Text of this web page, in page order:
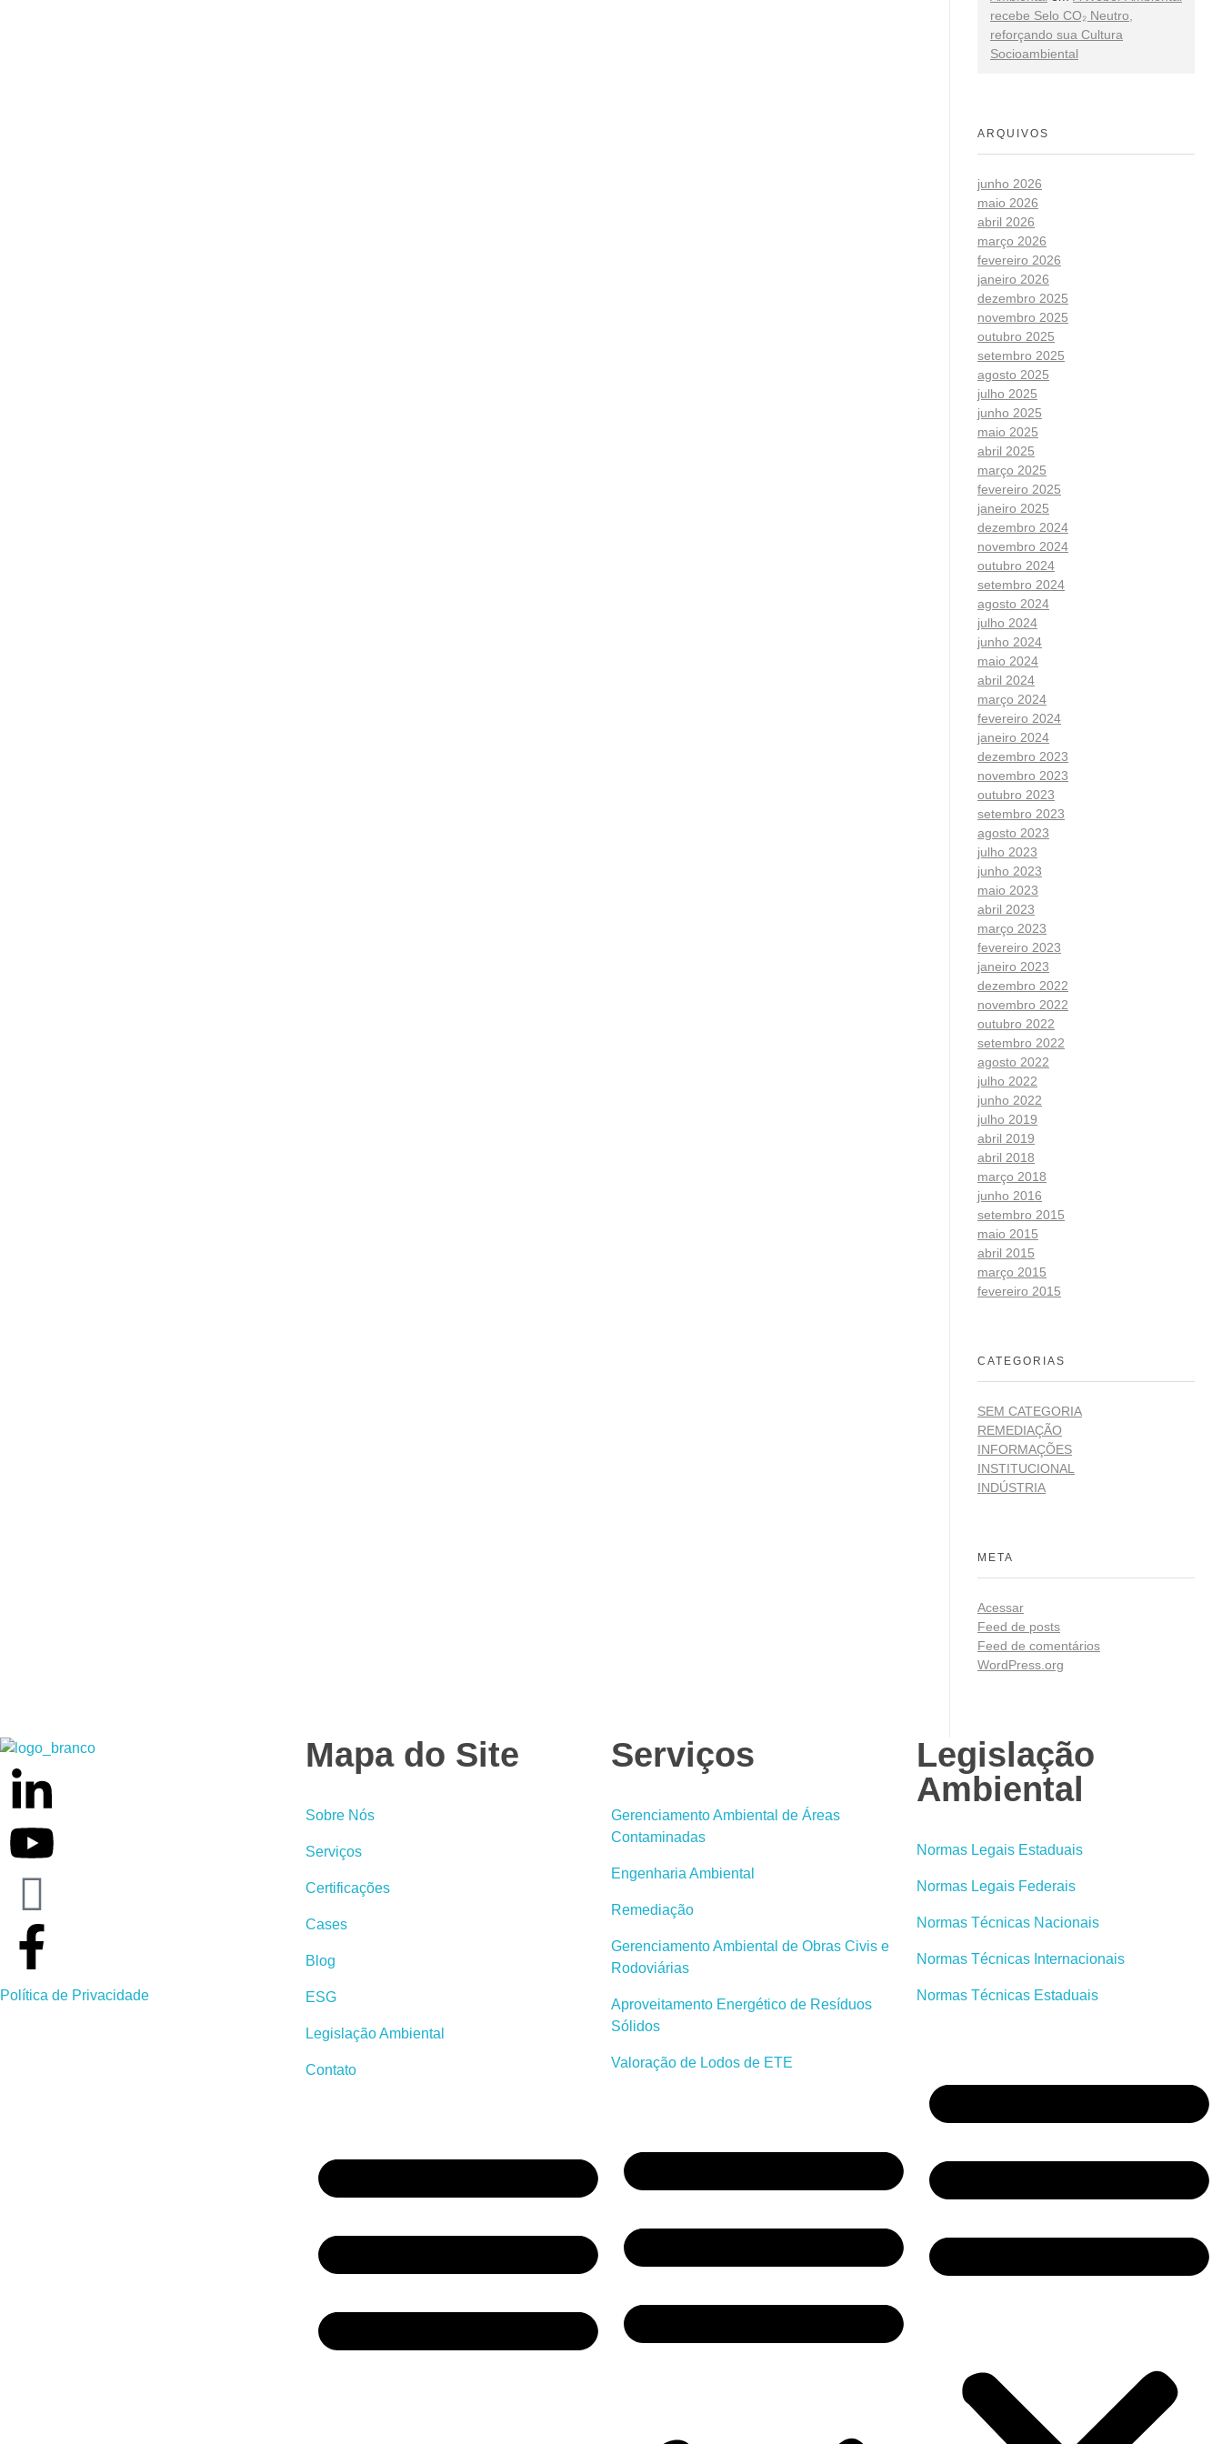
recebe Selo CO₂ Neutro,
reforçando sua Cultura
Socioambiental
ARQUIVOS
junho 2026
maio 2026
abril 2026
março 2026
fevereiro 2026
janeiro 2026
dezembro 2025
novembro 2025
outubro 2025
setembro 2025
agosto 2025
julho 2025
junho 2025
maio 2025
abril 2025
março 2025
fevereiro 2025
janeiro 2025
dezembro 2024
novembro 2024
outubro 2024
setembro 2024
agosto 2024
julho 2024
junho 2024
maio 2024
abril 2024
março 2024
fevereiro 2024
janeiro 2024
dezembro 2023
novembro 2023
outubro 2023
setembro 2023
agosto 2023
julho 2023
junho 2023
maio 2023
abril 2023
março 2023
fevereiro 2023
janeiro 2023
dezembro 2022
novembro 2022
outubro 2022
setembro 2022
agosto 2022
julho 2022
junho 2022
julho 2019
abril 2019
abril 2018
março 2018
junho 2016
setembro 2015
maio 2015
abril 2015
março 2015
fevereiro 2015
CATEGORIAS
SEM CATEGORIA
REMEDIAÇÃO
INFORMAÇÕES
INSTITUCIONAL
INDÚSTRIA
META
Acessar
Feed de posts
Feed de comentários
WordPress.org
Weber Ambiental
Consultoria e Engenharia Ambiental
Política de Privacidade
Mapa do Site
Sobre Nós
Serviços
Certificações
Cases
Blog
ESG
Legislação Ambiental
Contato
Serviços
Gerenciamento Ambiental de Áreas
Contaminadas
Engenharia Ambiental
Remediação
Gerenciamento Ambiental de Obras Civis e
Rodoviárias
Aproveitamento Energético de Resíduos
Sólidos
Valoração de Lodos de ETE
Legislação
Ambiental
Normas Legais Estaduais
Normas Legais Federais
Normas Técnicas Nacionais
Normas Técnicas Internacionais
Normas Técnicas Estaduais